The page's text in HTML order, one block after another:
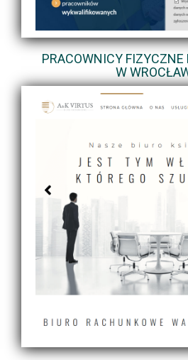
PRACOWNICY FIZYCZNE
W